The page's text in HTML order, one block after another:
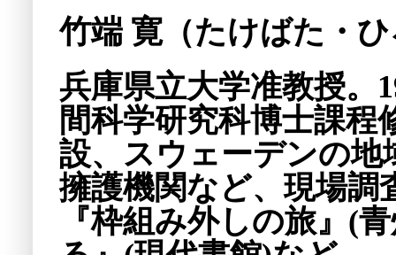
竹端 寛（たけばた・
兵庫県立大学准教授。
間科学研究科博士課程
設、スウェーデンの地
擁護機関など、現場調
『枠組み外しの旅』(